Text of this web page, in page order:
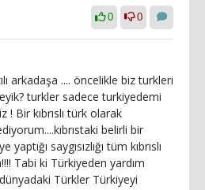
0 0
arkadaşa .... öncelikle biz turkleri
turkler sadece turkiyedemi
! Bir kıbrıslı türk olarak
belirli bir
saygısızlığı tüm kıbrıslı
Tabi ki Türkiyeden yardım
Türkler Türkiyeyi